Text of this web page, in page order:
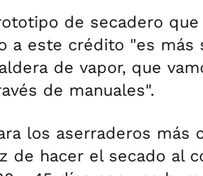
de secadero
a este crédito "es más
de vapor, que
de manuales".
los aserraderos más
de hacer el secado al